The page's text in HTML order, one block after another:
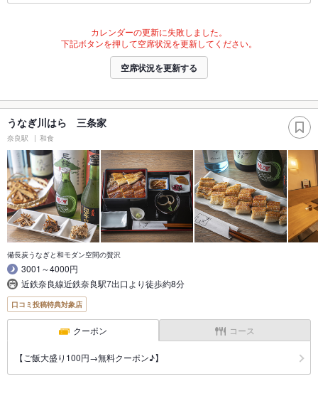
カレンダーの更新に失敗しました。
下記ボタンを押して空席状況を更新してください。
空席状況を更新する
うなぎ川はら 三条家
奈良駅 和食
備長炭うなぎと和モダン空間の贅沢
3001～4000円
近鉄奈良線近鉄奈良駅7出口より徒歩約8分
口コミ投稿特典対象店
クーポン コース
【ご飯大盛り100円→無料クーポン♪】